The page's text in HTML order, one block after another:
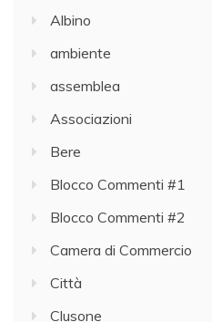
Albino
ambiente
assemblea
Associazioni
Bere
Blocco Commenti #1
Blocco Commenti #2
Camera di Commercio
Città
Clusone